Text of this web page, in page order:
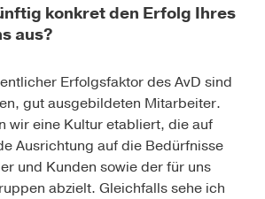
konkret den Erfolg Ihres
aus?
Erfolgsfaktor des AvD sind
gut ausgebildeten Mitarbeiter.
wir eine Kultur etabliert, die auf
Ausrichtung auf die Bedürfnisse
und Kunden sowie der für uns
abzielt. Gleichfalls sehe ich